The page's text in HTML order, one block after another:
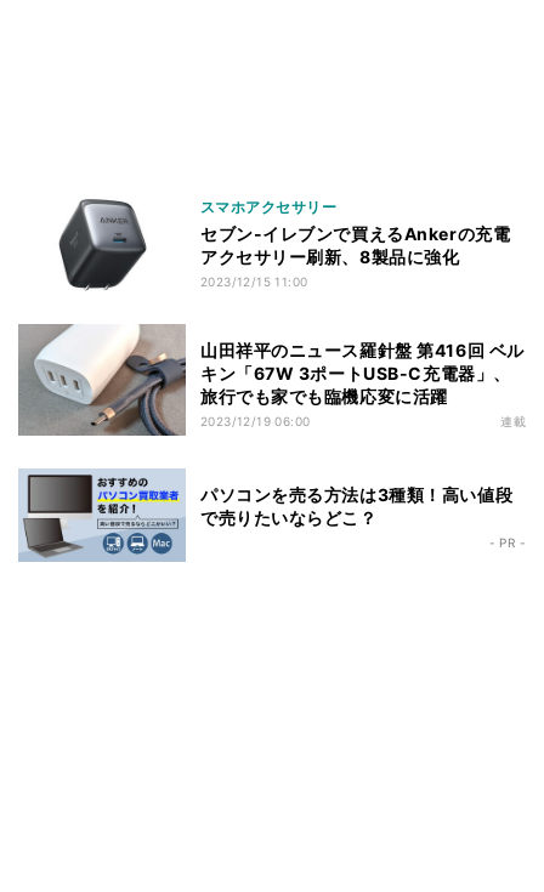
スマホアクセサリー
セブン-イレブンで買えるAnkerの充電
アクセサリー刷新、8製品に強化
2023/12/15 11:00
山田祥平のニュース羅針盤 第416回 ベル
キン「67W 3ポートUSB-C充電器」、
旅行でも家でも臨機応変に活躍
2023/12/19 06:00 連載
パソコンを売る方法は3種類！高い値段
で売りたいならどこ？
- PR -